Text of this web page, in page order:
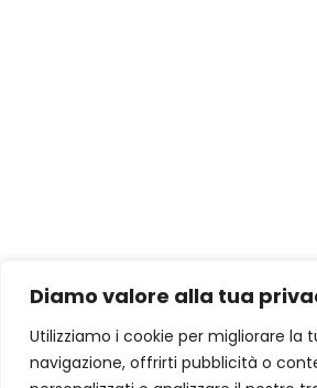
Diamo valore alla tua
Utilizziamo i cookie per migliorare la
navigazione, offrirti pubblicità o